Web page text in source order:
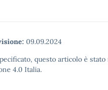
09.09.2024
questo articolo è
4.0 Italia.